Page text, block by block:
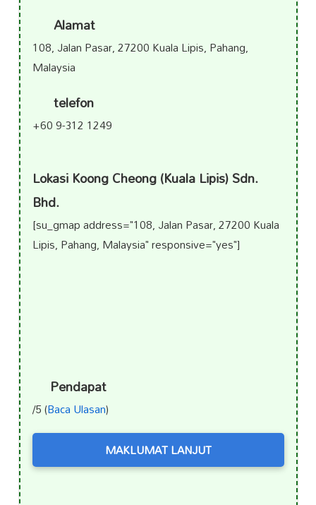
Alamat
108, Jalan Pasar, 27200 Kuala Lipis, Pahang,
Malaysia
telefon
+60 9-312 1249
Lokasi Koong Cheong (Kuala Lipis) Sdn.
Bhd.
[su_gmap address="108, Jalan Pasar, 27200 Kuala
Lipis, Pahang, Malaysia" responsive="yes"]
Pendapat
/5 (Baca Ulasan)
MAKLUMAT LANJUT